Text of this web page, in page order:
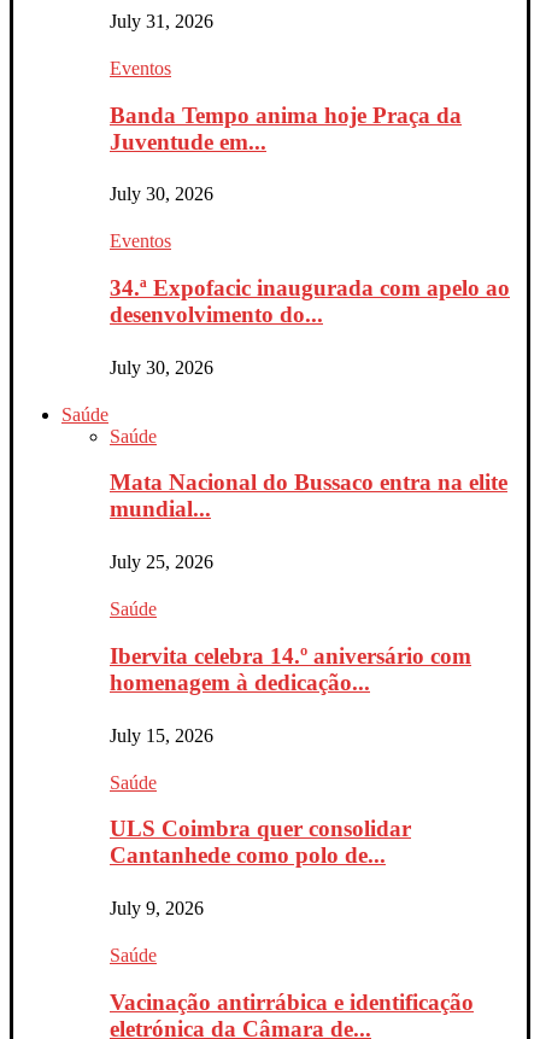
July 31, 2026
Eventos
Banda Tempo anima hoje Praça da
Juventude em...
July 30, 2026
Eventos
34.ª Expofacic inaugurada com apelo ao
desenvolvimento do...
July 30, 2026
Saúde
Saúde
Mata Nacional do Bussaco entra na elite
mundial...
July 25, 2026
Saúde
Ibervita celebra 14.º aniversário com
homenagem à dedicação...
July 15, 2026
Saúde
ULS Coimbra quer consolidar
Cantanhede como polo de...
July 9, 2026
Saúde
Vacinação antirrábica e identificação
eletrónica da Câmara de...